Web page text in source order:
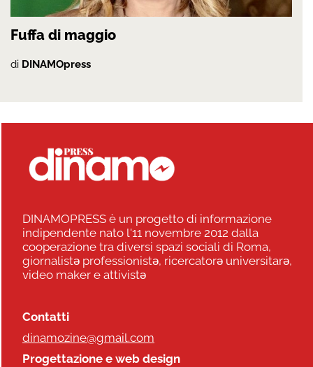
Fuffa di maggio
di DINAMOpress
DINAMOPRESS è un progetto di informazione
indipendente nato l'11 novembre 2012 dalla
cooperazione tra diversi spazi sociali di Roma,
giornalistə professionistə, ricercatorə universitarə,
video maker e attivistə
Contatti
dinamozine@gmail.com
Progettazione e web design